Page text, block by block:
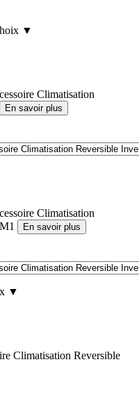
▼
Climatisation
En savoir plus
Climatisation
En savoir plus
▼
Climatisation Reversible